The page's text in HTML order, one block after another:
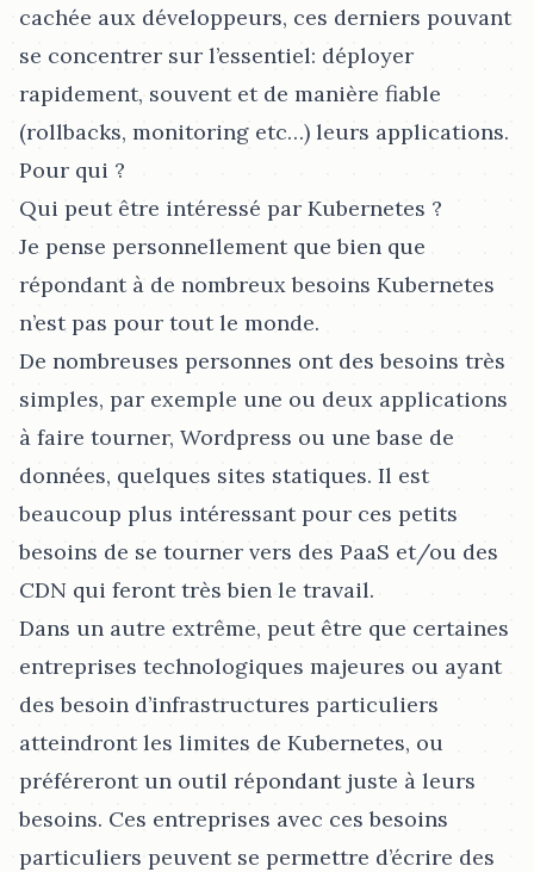
cachée aux développeurs, ces derniers pouvant
se concentrer sur l’essentiel: déployer
rapidement, souvent et de manière fiable
(rollbacks, monitoring etc…​) leurs applications.
Pour qui ?
Qui peut être intéressé par Kubernetes ?
Je pense personnellement que bien que
répondant à de nombreux besoins Kubernetes
n’est pas pour tout le monde.
De nombreuses personnes ont des besoins très
simples, par exemple une ou deux applications
à faire tourner, Wordpress ou une base de
données, quelques sites statiques. Il est
beaucoup plus intéressant pour ces petits
besoins de se tourner vers des PaaS et/ou des
CDN qui feront très bien le travail.
Dans un autre extrême, peut être que certaines
entreprises technologiques majeures ou ayant
des besoin d’infrastructures particuliers
atteindront les limites de Kubernetes, ou
préféreront un outil répondant juste à leurs
besoins. Ces entreprises avec ces besoins
particuliers peuvent se permettre d’écrire des